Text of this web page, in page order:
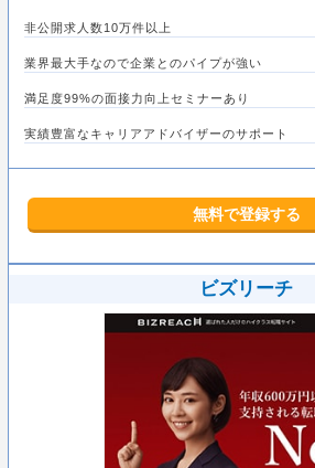
非公開求人数10万件以上
業界最大手なので企業とのパイプが強い
満足度99%の面接力向上セミナーあり
実績豊富なキャリアアドバイザーのサポート
無料で登録する
ビズリーチ